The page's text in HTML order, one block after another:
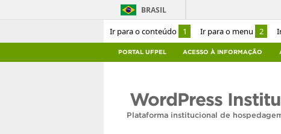
Ir para o conteúdo 1 Ir para o menu 2
BRASIL
PORTAL UFPEL ACESSO À INFORMAÇÃO
WordPress
Plataforma institucional de